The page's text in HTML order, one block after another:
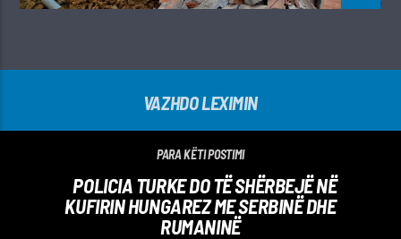
VAZHDO LEXIMIN
PARA KËTI POSTIMI
POLICIA TURKE DO TË SHËRBEJË NË
KUFIRIN HUNGAREZ ME SERBINË DHE
RUMANINË